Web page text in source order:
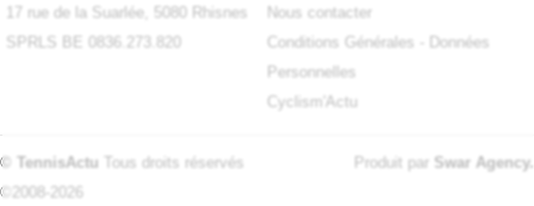
17 rue de la Suarlée, 5080 Rhisnes
SPRLS BE 0836.273.820
Nous contacter
Conditions Générales
Données
Personnelles
Cyclism'Actu
© TennisActu Tous droits réservés
©2008-2026
Produit par Swar Agency.